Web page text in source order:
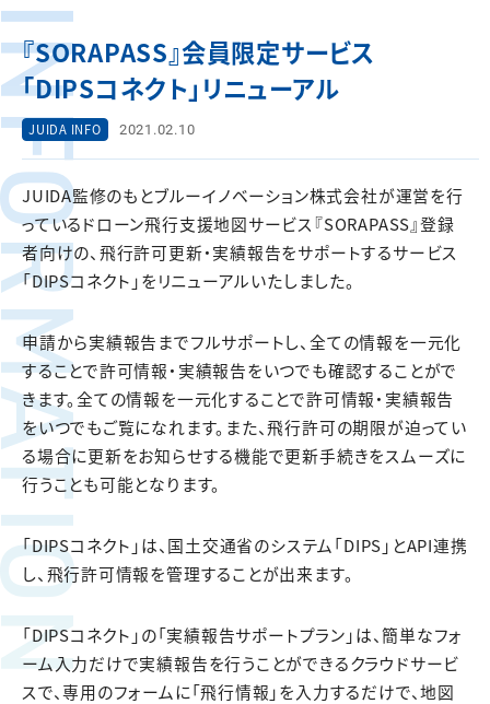
『SORAPASS』会員限定サービス
「DIPSコネクト」リニューアル
JUIDA INFO 2021.02.10
JUIDA監修のもとブルーイノベーション株式会社が運営を行
っているドローン飛行支援地図サービス『SORAPASS』登録
者向けの、飛行許可更新・実績報告をサポートするサービス
「DIPSコネクト」をリニューアルいたしました。
申請から実績報告までフルサポートし、全ての情報を一元化
することで許可情報・実績報告をいつでも確認することがで
きます。全ての情報を一元化することで許可情報・実績報告
をいつでもご覧になれます。また、飛行許可の期限が迫ってい
る場合に更新をお知らせする機能で更新手続きをスムーズに
行うことも可能となります。
「DIPSコネクト」は、国土交通省のシステム「DIPS」とAPI連携
し、飛行許可情報を管理することが出来ます。
「DIPSコネクト」の「実績報告サポートプラン」は、簡単なフォ
ーム入力だけで実績報告を行うことができるクラウドサービ
スで、専用のフォームに「飛行情報」を入力するだけで、地図